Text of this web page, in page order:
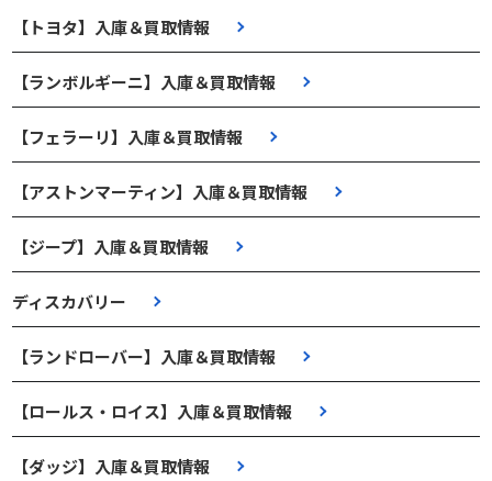
【トヨタ】入庫＆買取情報
【ランボルギーニ】入庫＆買取情報
【フェラーリ】入庫＆買取情報
【アストンマーティン】入庫＆買取情報
【ジープ】入庫＆買取情報
ディスカバリー
【ランドローバー】入庫＆買取情報
【ロールス・ロイス】入庫＆買取情報
【ダッジ】入庫＆買取情報